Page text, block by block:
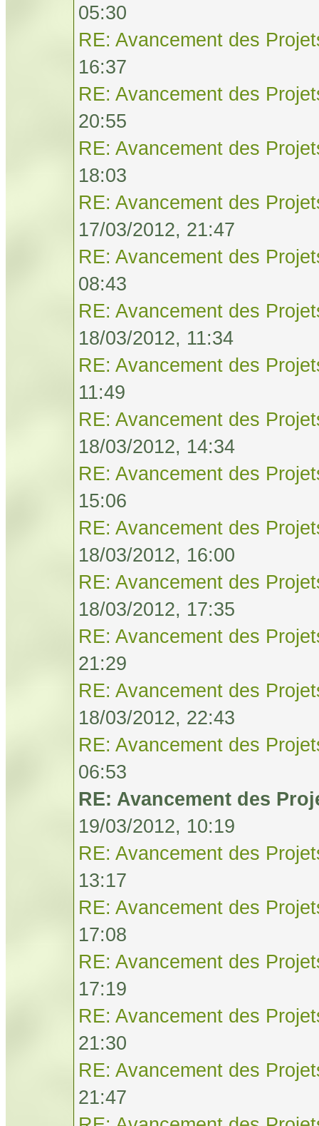
05:30
RE: Avancement des
16:37
RE: Avancement des
20:55
RE: Avancement des
18:03
RE: Avancement des
17/03/2012, 21:47
RE: Avancement des
08:43
RE: Avancement des
18/03/2012, 11:34
RE: Avancement des
11:49
RE: Avancement des
18/03/2012, 14:34
RE: Avancement des
15:06
RE: Avancement des
18/03/2012, 16:00
RE: Avancement des
18/03/2012, 17:35
RE: Avancement des
21:29
RE: Avancement des
18/03/2012, 22:43
RE: Avancement des
06:53
RE: Avancement des
19/03/2012, 10:19
RE: Avancement des
13:17
RE: Avancement des
17:08
RE: Avancement des
17:19
RE: Avancement des
21:30
RE: Avancement des
21:47